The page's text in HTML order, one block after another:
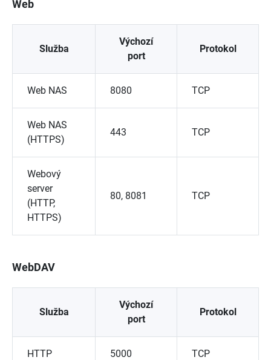
Web
Služba
Výchozí
port
Protokol
Web NAS 8080 TCP
Web NAS
(HTTPS)
443 TCP
Webový
server
(HTTP,
HTTPS)
80, 8081 TCP
WebDAV
Služba
Výchozí
port
Protokol
HTTP 5000 TCP